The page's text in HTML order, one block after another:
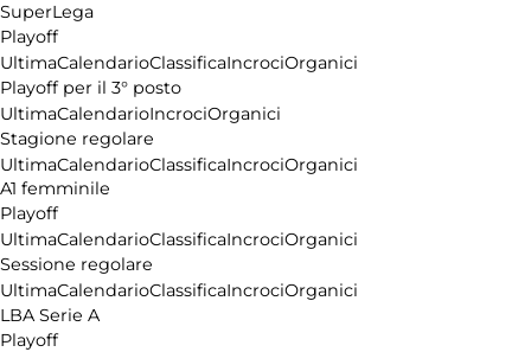
SuperLega
Playoff
UltimaCalendarioClassificaIncrociOrganici
Playoff per il 3° posto
UltimaCalendarioIncrociOrganici
Stagione regolare
UltimaCalendarioClassificaIncrociOrganici
A1 femminile
Playoff
UltimaCalendarioClassificaIncrociOrganici
Sessione regolare
UltimaCalendarioClassificaIncrociOrganici
LBA Serie A
Playoff